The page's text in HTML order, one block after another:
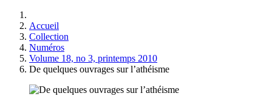
Accueil
Collection
Numéros
Volume 18, no 3, printemps 2010
De quelques ouvrages sur l’athéisme